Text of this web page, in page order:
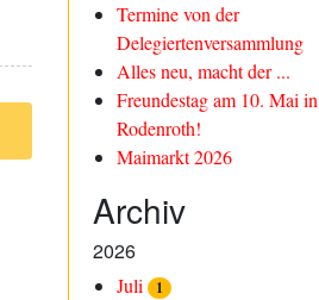
Termine von der
Delegiertenversammlung
Alles neu, macht der ...
Freundestag am 10. Mai in
Rodenroth!
Maimarkt 2026
Archiv
2026
Juli 1